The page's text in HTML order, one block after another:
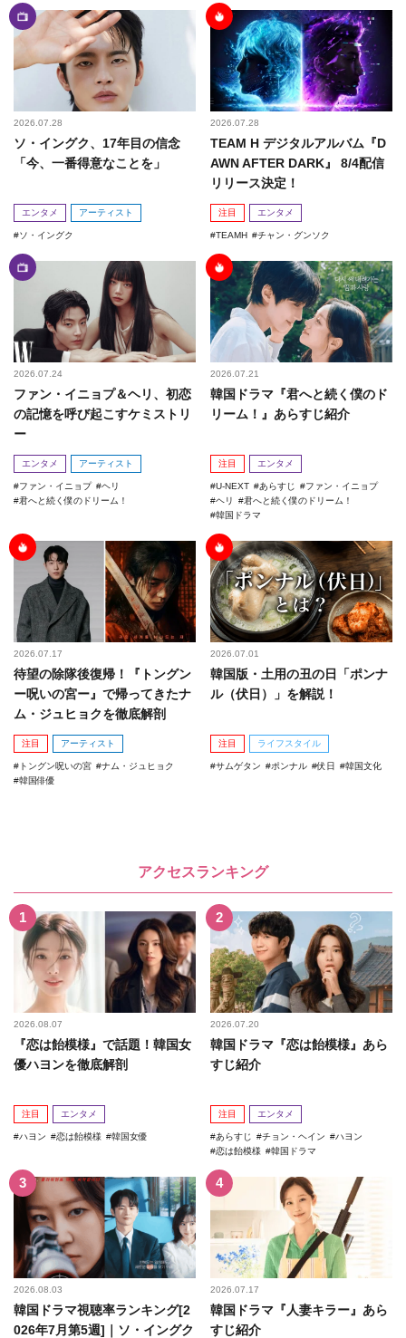
2026.07.28
ソ・イングク、17年目の信念
「今、一番得意なことを」
エンタメ アーティスト
ソ・イングク
2026.07.28
TEAM H デジタルアルバム『D
AWN AFTER DARK』 8/4配信
リリース決定！
注目 エンタメ
TEAMH チャン・グンソク
2026.07.24
ファン・イニョプ＆ヘリ、初恋
の記憶を呼び起こすケミストリ
ー
エンタメ アーティスト
ファン・イニョプ
ヘリ
君へと続く僕のドリーム！
2026.07.21
韓国ドラマ『君へと続く僕のド
リーム！』あらすじ紹介
注目 エンタメ
U-NEXT あらすじ
ファン・イニョプ
ヘリ
君へと続く僕のドリーム！
韓国ドラマ
2026.07.17
待望の除隊後復帰！『トングン
ー呪いの宮ー』で帰ってきたナ
ム・ジュヒョクを徹底解剖
注目 アーティスト
トングン呪いの宮
ナム・ジュヒョク
韓国俳優
2026.07.01
韓国版・土用の丑の日「ポンナ
ル（伏日）」を解説！
注目 ライフスタイル
サムゲタン ポンナル 伏日 韓国文化
アクセスランキング
2026.08.07
『恋は飴模様』で話題！韓国女
優ハヨンを徹底解剖
注目 エンタメ
ハヨン 恋は飴模様 韓国女優
2026.07.20
韓国ドラマ『恋は飴模様』あら
すじ紹介
注目 エンタメ
あらすじ チョン・ヘイン
ハヨン
恋は飴模様
韓国ドラマ
2026.08.03
韓国ドラマ視聴率ランキング[2
026年7月第5週]｜ソ・イングク
2026.07.17
韓国ドラマ『人妻キラー』あら
すじ紹介